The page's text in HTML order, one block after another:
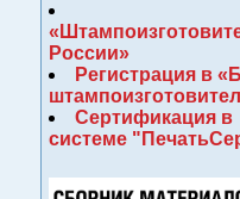
России»
Регистрация в
Сертификация в
системе